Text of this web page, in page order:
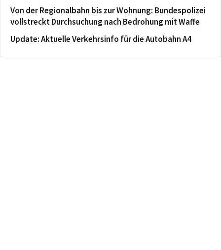
Von der Regionalbahn bis zur Wohnung: Bundespolizei
vollstreckt Durchsuchung nach Bedrohung mit Waffe
Update: Aktuelle Verkehrsinfo für die Autobahn A4